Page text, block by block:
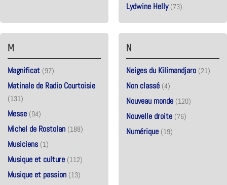
Lydwine Helly (73)
M
Magnificat (97)
Matinale de Radio Courtoisie
(131)
Messe (94)
Michel de Rostolan (188)
Musiciens (1)
Musique et culture (112)
Musique et passion (13)
N
Neiges du Kilimandjaro (21)
Non classé (4)
Nouveau monde (120)
Nouvelle droite (76)
Numérique (19)